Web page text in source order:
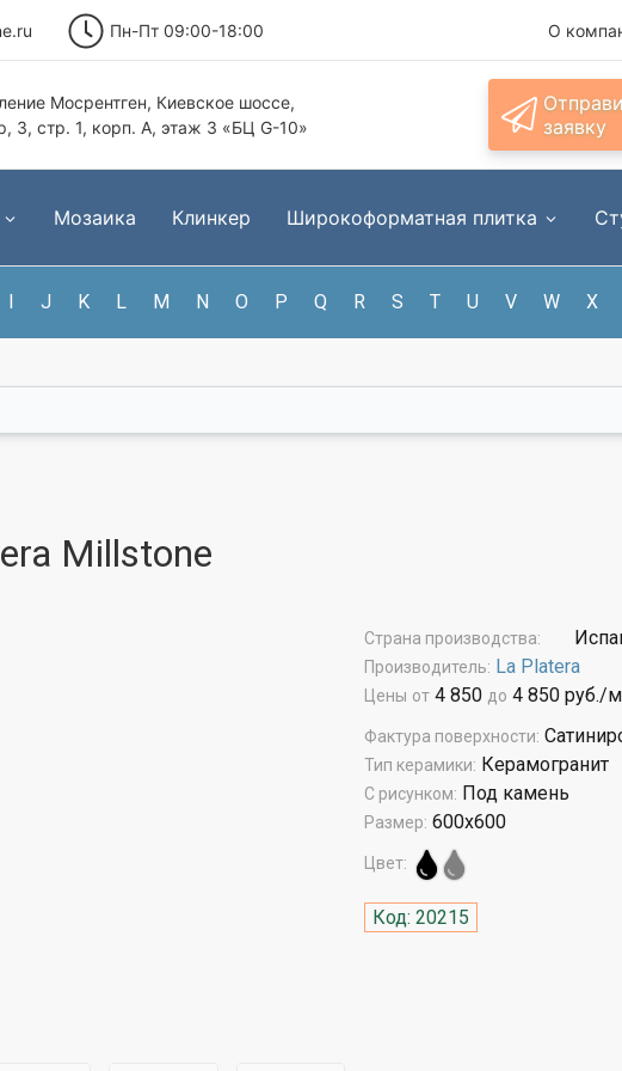
Пн-Пт 09:00-18:00 О
Мосрентген, Киевское шоссе,
3, стр. 1, корп. А, этаж 3 «БЦ G-10»
заявку
Мозаика Клинкер Широкоформатная плитка
I J K L M N O P Q R S T U V W X
Millstone
Страна производства:
Производитель: La Platera
Цены от4 850 до 4 850 руб./м
Фактура поверхности:
Тип керамики: Керамогранит
С рисунком: Под камень
Размер: 600x600
Цвет:
Код: 20215